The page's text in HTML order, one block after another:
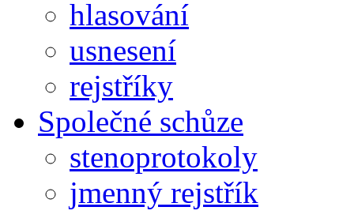
hlasování
usnesení
rejstříky
Společné schůze
stenoprotokoly
jmenný rejstřík